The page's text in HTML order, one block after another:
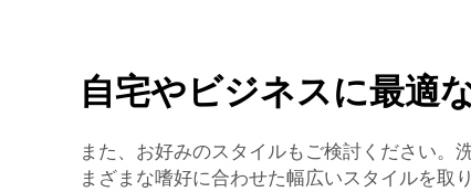
自宅やビジネスに最適
また、お好みのスタイルもご検討ください。
まざまな嗜好に合わせた幅広いスタイルを取